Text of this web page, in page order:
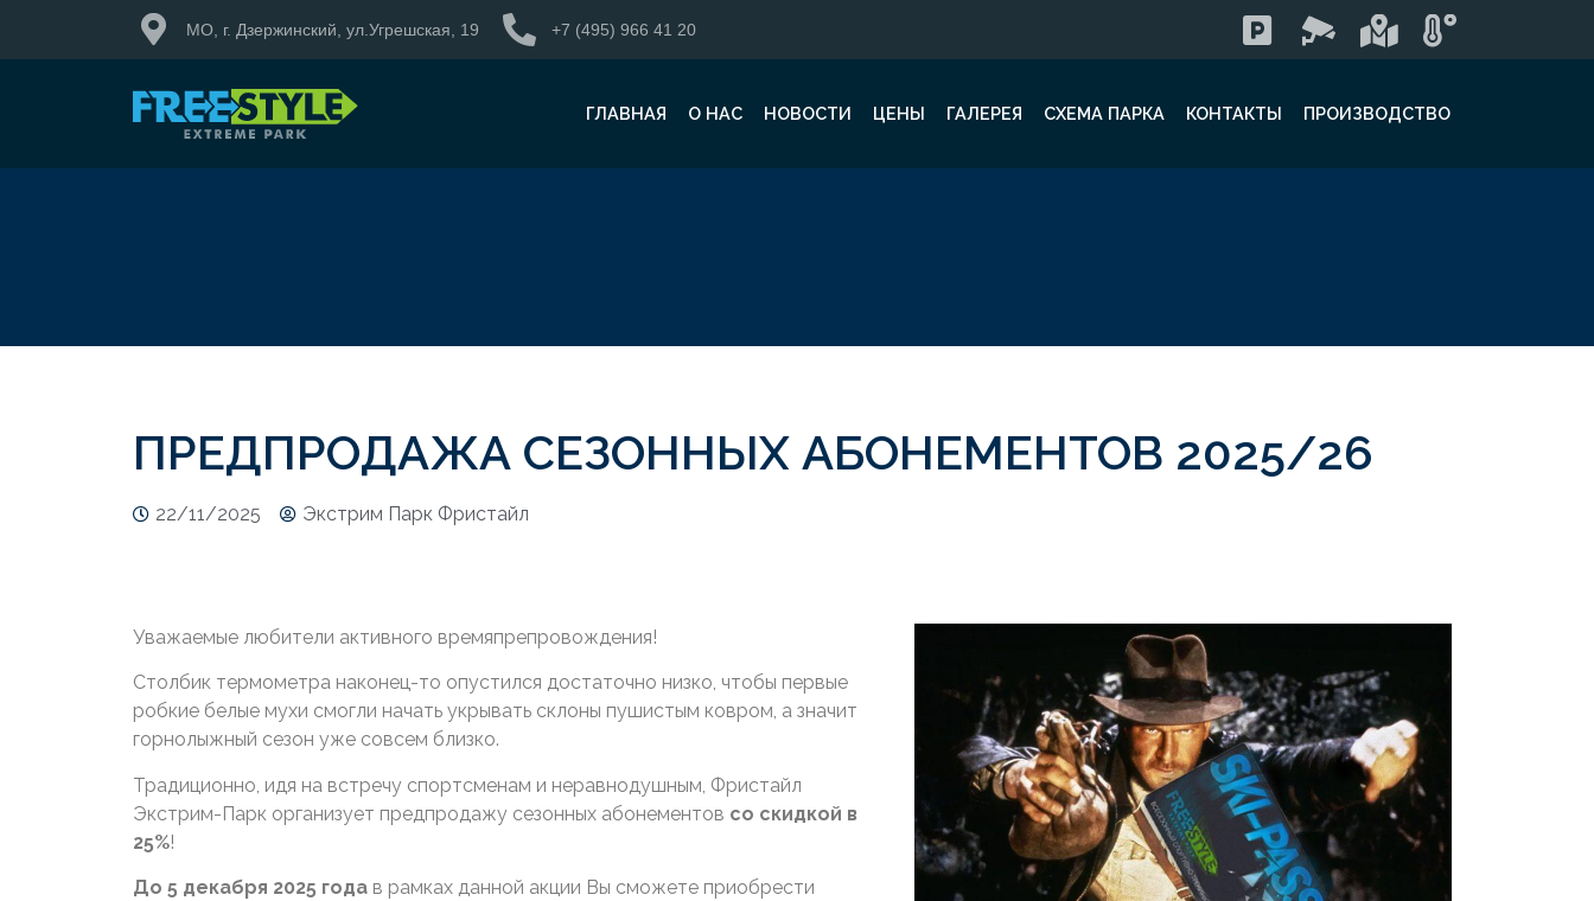
МО, г. Дзержинский, ул.Угрешская, 19 +7 (495) 966 41 20
ГЛАВНАЯ О НАС НОВОСТИ ЦЕНЫ ГАЛЕРЕЯ СХЕМА ПАРКА КОНТАКТЫ ПРОИЗВОДСТВО
ПРЕДПРОДАЖА СЕЗОННЫХ АБОНЕМЕНТОВ 2025/26
22/11/2025 Экстрим Парк Фристайл
Уважаемые любители активного времяпрепровождения!
Столбик термометра наконец-то опустился достаточно низко, чтобы первые
робкие белые мухи смогли начать укрывать склоны пушистым ковром, а значит
горнолыжный сезон уже совсем близко.
Традиционно, идя на встречу спортсменам и неравнодушным, Фристайл
Экстрим-Парк организует предпродажу сезонных абонементов со скидкой в
25%!
До 5 декабря 2025 года в рамках данной акции Вы сможете приобрести